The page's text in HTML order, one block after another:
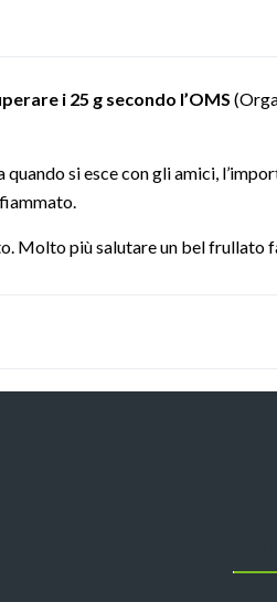
i 25 g secondo l’OMS
si esce con gli amici,
Molto più salutare un bel frullato